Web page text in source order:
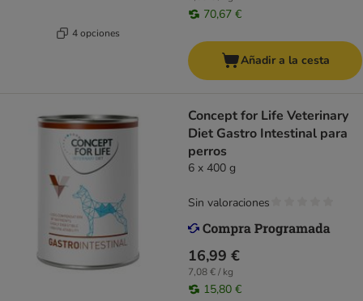
4 opciones
70,67 €
Añadir a la cesta
Concept for Life Veterinary
Diet Gastro Intestinal para
perros
6 x 400 g
16,99 €
7,08 € / kg
15,80 €
Sin valoraciones